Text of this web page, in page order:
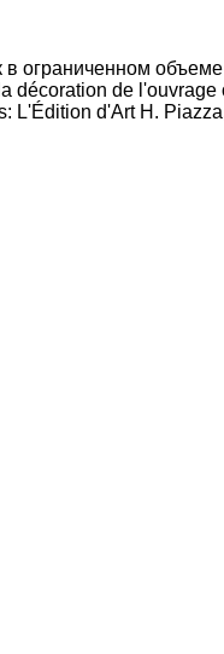
в ограниченном
décoration de
d'Art H.